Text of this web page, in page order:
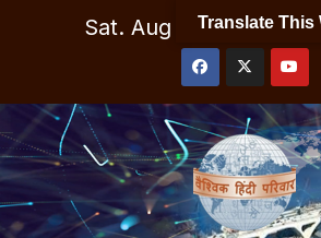
Sat. Aug 8th, 2026
Translate This